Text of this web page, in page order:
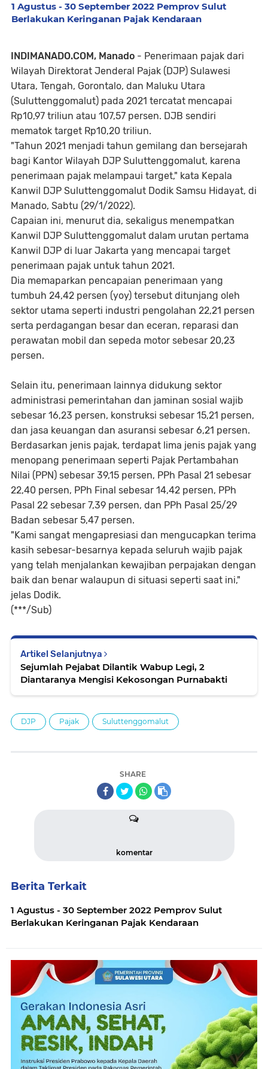
1 Agustus - 30 September 2022 Pemprov Sulut
Berlakukan Keringanan Pajak Kendaraan
INDIMANADO.COM, Manado - Penerimaan pajak dari
Wilayah Direktorat Jenderal Pajak (DJP) Sulawesi
Utara, Tengah, Gorontalo, dan Maluku Utara
(Suluttenggomalut) pada 2021 tercatat mencapai
Rp10,97 triliun atau 107,57 persen. DJB sendiri
mematok target Rp10,20 triliun.
"Tahun 2021 menjadi tahun gemilang dan bersejarah
bagi Kantor Wilayah DJP Suluttenggomalut, karena
penerimaan pajak melampaui target," kata Kepala
Kanwil DJP Suluttenggomalut Dodik Samsu Hidayat, di
Manado, Sabtu (29/1/2022).
Capaian ini, menurut dia, sekaligus menempatkan
Kanwil DJP Suluttenggomalut dalam urutan pertama
Kanwil DJP di luar Jakarta yang mencapai target
penerimaan pajak untuk tahun 2021.
Dia memaparkan pencapaian penerimaan yang
tumbuh 24,42 persen (yoy) tersebut ditunjang oleh
sektor utama seperti industri pengolahan 22,21 persen
serta perdagangan besar dan eceran, reparasi dan
perawatan mobil dan sepeda motor sebesar 20,23
persen.
Selain itu, penerimaan lainnya didukung sektor
administrasi pemerintahan dan jaminan sosial wajib
sebesar 16,23 persen, konstruksi sebesar 15,21 persen,
dan jasa keuangan dan asuransi sebesar 6,21 persen.
Berdasarkan jenis pajak, terdapat lima jenis pajak yang
menopang penerimaan seperti Pajak Pertambahan
Nilai (PPN) sebesar 39,15 persen, PPh Pasal 21 sebesar
22,40 persen, PPh Final sebesar 14,42 persen, PPh
Pasal 22 sebesar 7,39 persen, dan PPh Pasal 25/29
Badan sebesar 5,47 persen.
"Kami sangat mengapresiasi dan mengucapkan terima
kasih sebesar-besarnya kepada seluruh wajib pajak
yang telah menjalankan kewajiban perpajakan dengan
baik dan benar walaupun di situasi seperti saat ini,"
jelas Dodik.
(***/Sub)
Artikel Selanjutnya
Sejumlah Pejabat Dilantik Wabup Legi, 2
Diantaranya Mengisi Kekosongan Purnabakti
DJP Pajak Suluttenggomalut
SHARE
komentar
Berita Terkait
1 Agustus - 30 September 2022 Pemprov Sulut
Berlakukan Keringanan Pajak Kendaraan